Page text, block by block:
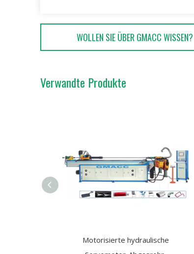
WOLLEN SIE ÜBER GMACC WISSEN?
Verwandte Produkte
Motorisierte hydraulische